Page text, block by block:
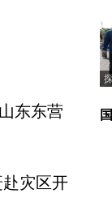
东东营
灾区开